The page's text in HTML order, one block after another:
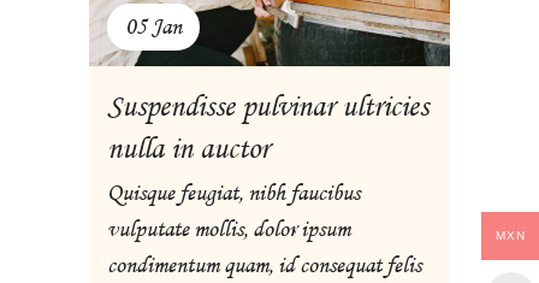
05 Jan
Suspendisse pulvinar ultricies
nulla in auctor
Quisque feugiat, nibh faucibus
vulputate mollis, dolor ipsum
condimentum quam, id consequat felis
MXN